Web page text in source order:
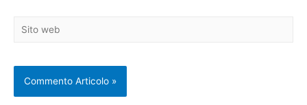
Sito